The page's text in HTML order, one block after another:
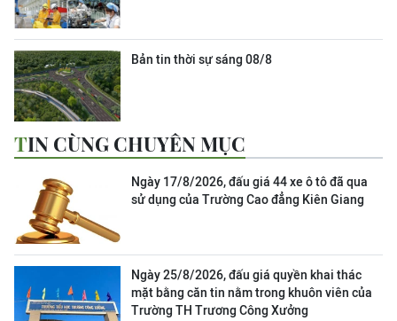
Bản tin thời sự sáng 08/8
TIN CÙNG CHUYÊN MỤC
Ngày 17/8/2026, đấu giá 44 xe ô tô đã qua
sử dụng của Trường Cao đẳng Kiên Giang
Ngày 25/8/2026, đấu giá quyền khai thác
mặt bằng căn tin nằm trong khuôn viên của
Trường TH Trương Công Xưởng